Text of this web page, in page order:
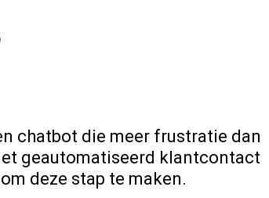
chatbot die meer frustratie dan
geautomatiseerd klantcontact
deze stap te maken.